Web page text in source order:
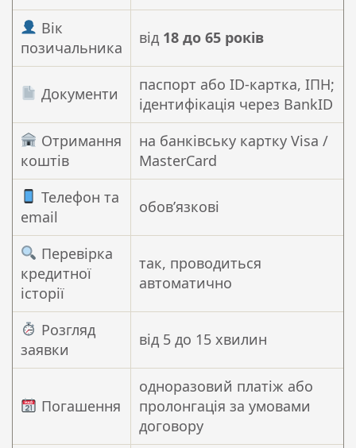
Вік
позичальника
від 18 до 65 років
Документи
паспорт або ID-картка, ІПН;
ідентифікація через BankID
Отримання
коштів
на банківську картку Visa /
MasterCard
Телефон та
email
обовʼязкові
Перевірка
кредитної
історії
так, проводиться
автоматично
Розгляд
заявки
від 5 до 15 хвилин
Погашення
одноразовий платіж або
пролонгація за умовами
договору